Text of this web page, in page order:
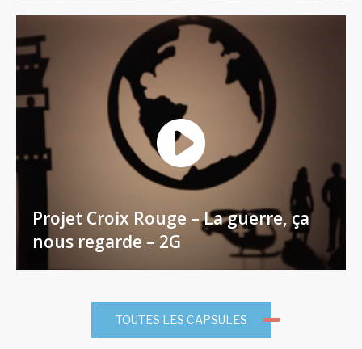
Projet Croix Rouge – La guerre, ça
nous regarde – 2G
TOUTES LES CAPSULES